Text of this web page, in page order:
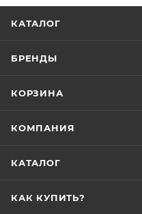
КАТАЛОГ
БРЕНДЫ
КОРЗИНА
КОМПАНИЯ
КАТАЛОГ
КАК КУПИТЬ?